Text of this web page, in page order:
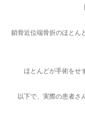
鎖骨近位端骨折のほとん
ほとんどが手術をせ
以下で、実際の患者さ